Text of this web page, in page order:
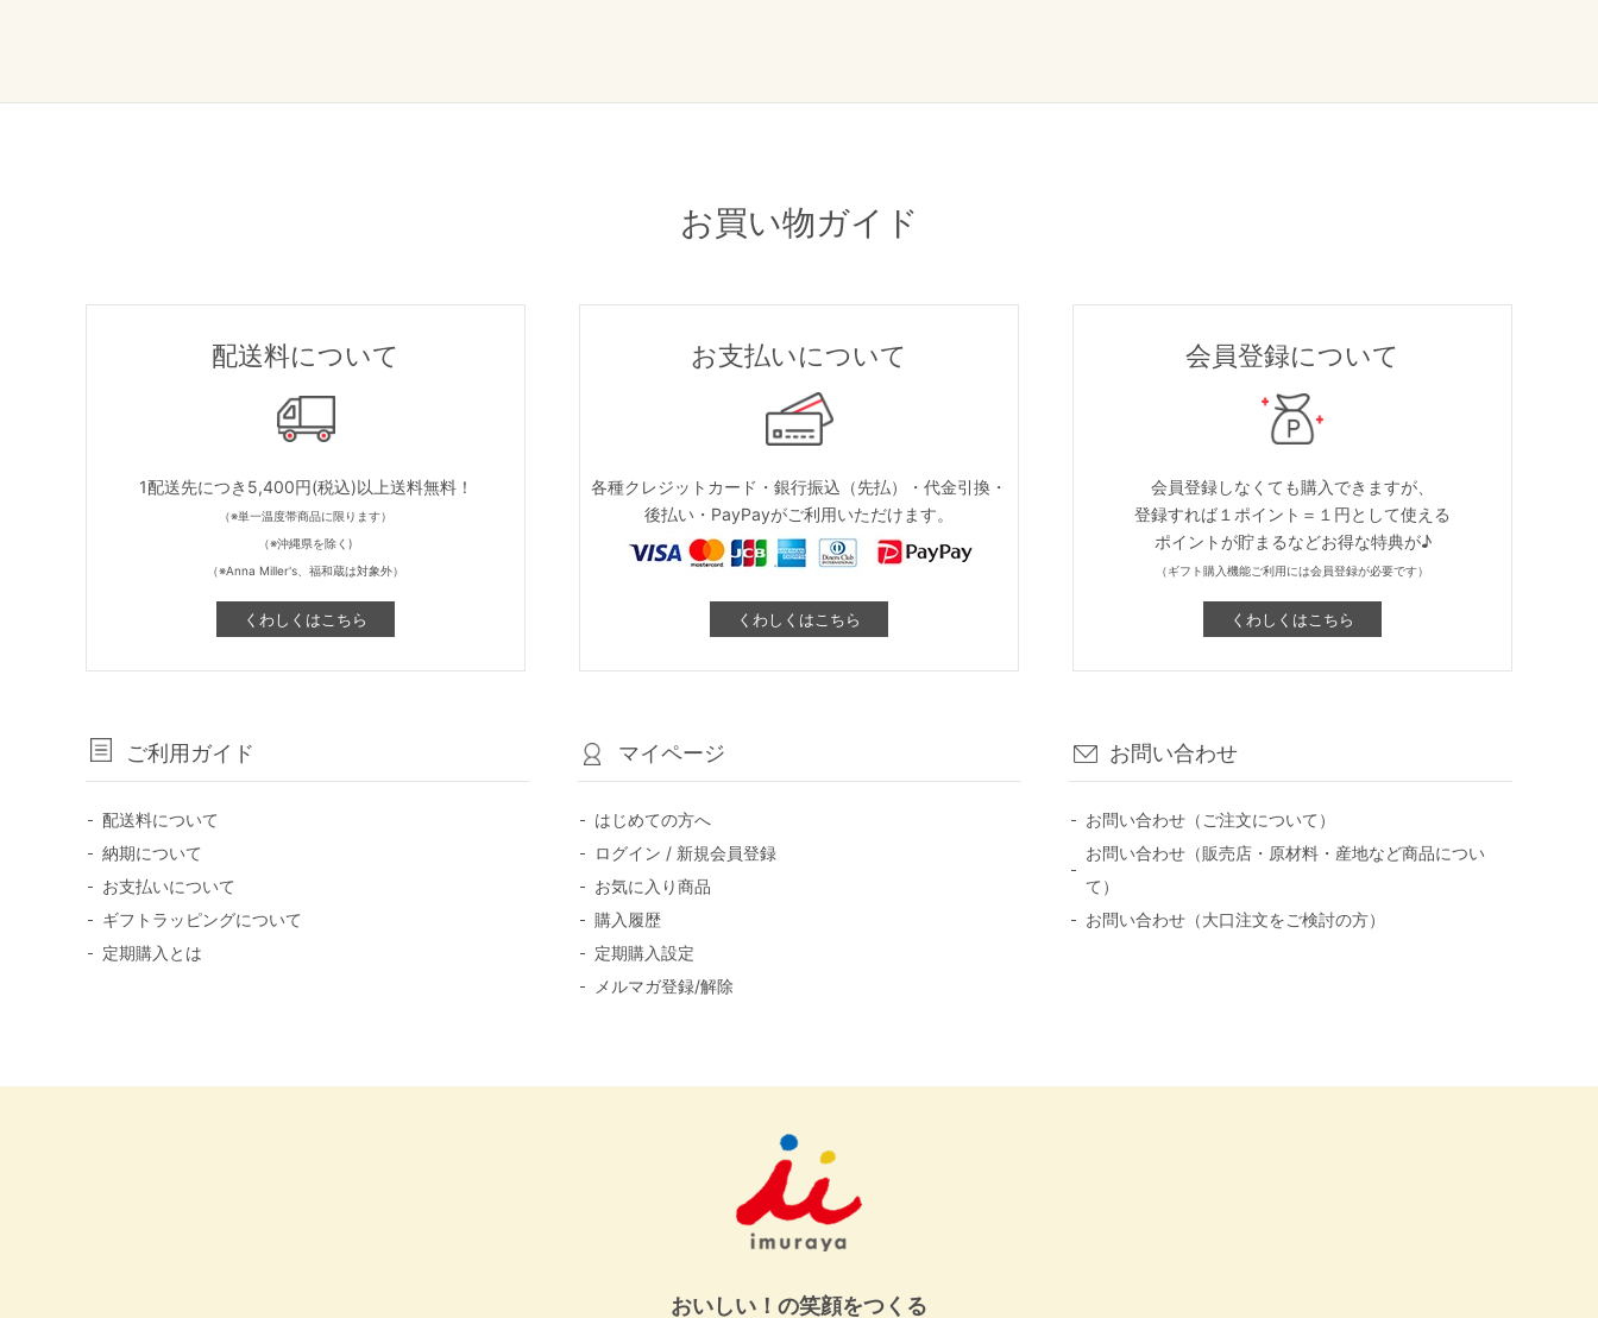
お買い物ガイド
配送料について
1配送先につき5,400円(税込)以上送料無料！
（※単一温度帯商品に限ります）
（※沖縄県を除く)
（※Anna Miller's、福和蔵は対象外）
くわしくはこちら
お支払いについて
各種クレジットカード・銀行振込（先払）・代金引換・
後払い・PayPayがご利用いただけます。
くわしくはこちら
会員登録について
会員登録しなくても購入できますが、
登録すれば１ポイント＝１円として使える
ポイントが貯まるなどお得な特典が♪
（ギフト購入機能ご利用には会員登録が必要です）
くわしくはこちら
ご利用ガイド
配送料について
納期について
お支払いについて
ギフトラッピングについて
定期購入とは
マイページ
はじめての方へ
ログイン / 新規会員登録
お気に入り商品
購入履歴
定期購入設定
メルマガ登録/解除
お問い合わせ
お問い合わせ（ご注文について）
お問い合わせ（販売店・原材料・産地など商品につい
て）
お問い合わせ（大口注文をご検討の方）
おいしい！の笑顔をつくる